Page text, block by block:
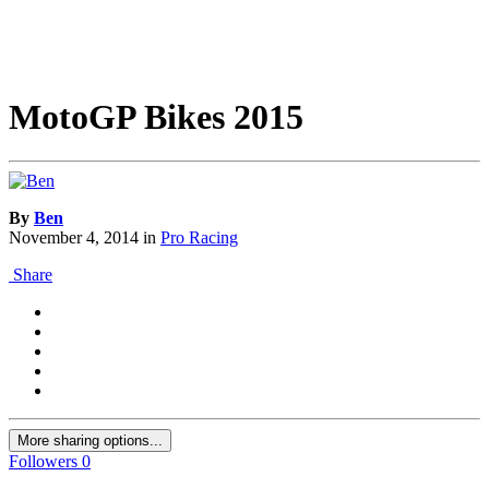
MotoGP Bikes 2015
By Ben
November 4, 2014 in Pro Racing
Share
More sharing options...
Followers 0